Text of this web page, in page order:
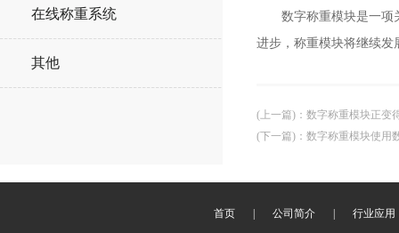
在线称重系统
其他
数字称重模块是一项关
进步，称重模块将继续发
(上一篇) ： 数字称重模块正变
(下一篇) ： 数字称重模块使用
首页 | 公司简介 | 行业应用